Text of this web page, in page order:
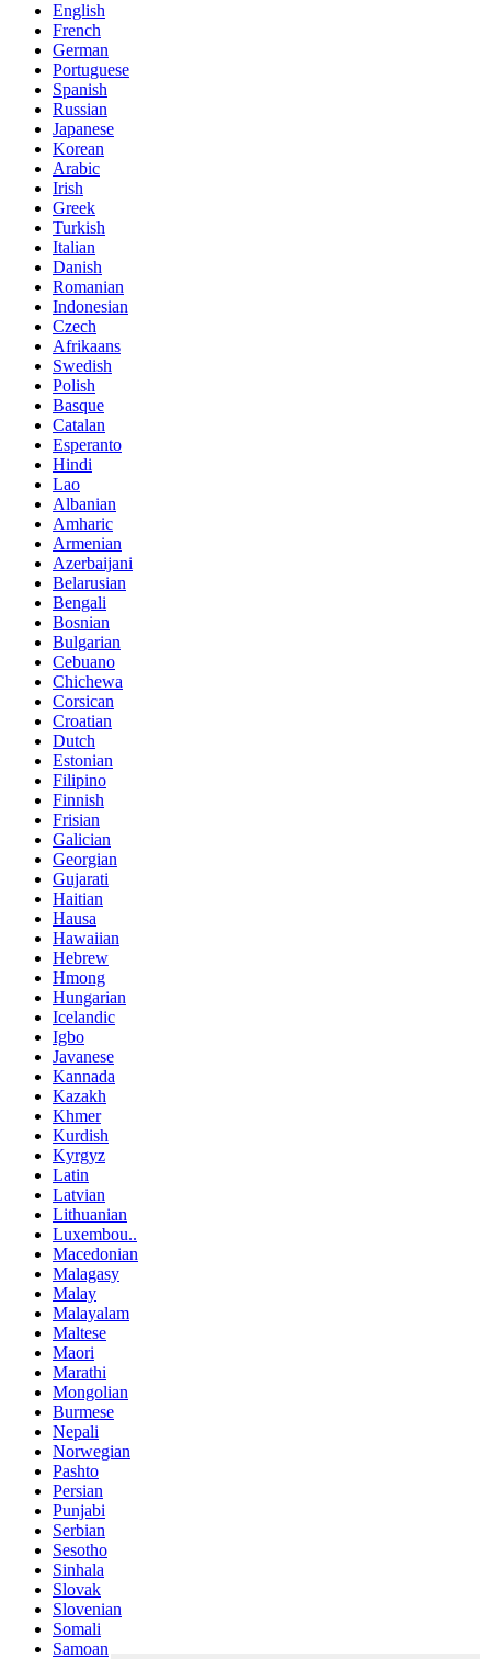
English
French
German
Portuguese
Spanish
Russian
Japanese
Korean
Arabic
Irish
Greek
Turkish
Italian
Danish
Romanian
Indonesian
Czech
Afrikaans
Swedish
Polish
Basque
Catalan
Esperanto
Hindi
Lao
Albanian
Amharic
Armenian
Azerbaijani
Belarusian
Bengali
Bosnian
Bulgarian
Cebuano
Chichewa
Corsican
Croatian
Dutch
Estonian
Filipino
Finnish
Frisian
Galician
Georgian
Gujarati
Haitian
Hausa
Hawaiian
Hebrew
Hmong
Hungarian
Icelandic
Igbo
Javanese
Kannada
Kazakh
Khmer
Kurdish
Kyrgyz
Latin
Latvian
Lithuanian
Luxembou..
Macedonian
Malagasy
Malay
Malayalam
Maltese
Maori
Marathi
Mongolian
Burmese
Nepali
Norwegian
Pashto
Persian
Punjabi
Serbian
Sesotho
Sinhala
Slovak
Slovenian
Somali
Samoan